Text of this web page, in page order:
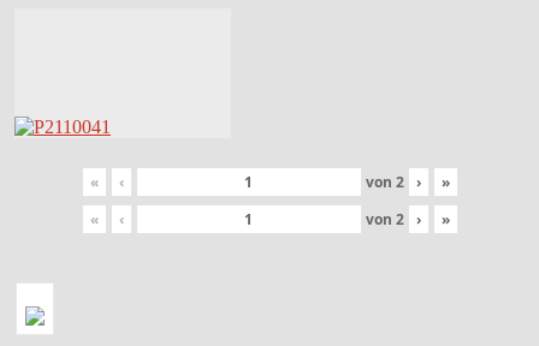
« ‹ von 2 ›
»
«
‹ von 2 › »